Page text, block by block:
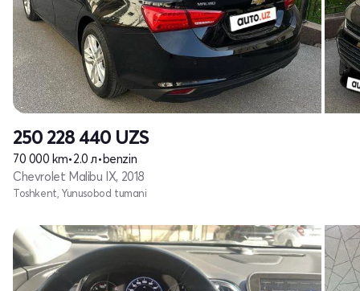
250 228 440 UZS
70 000 km•2.0 л•benzin
Chevrolet Malibu IX, 2018
Toshkent, Yunusobod tumani